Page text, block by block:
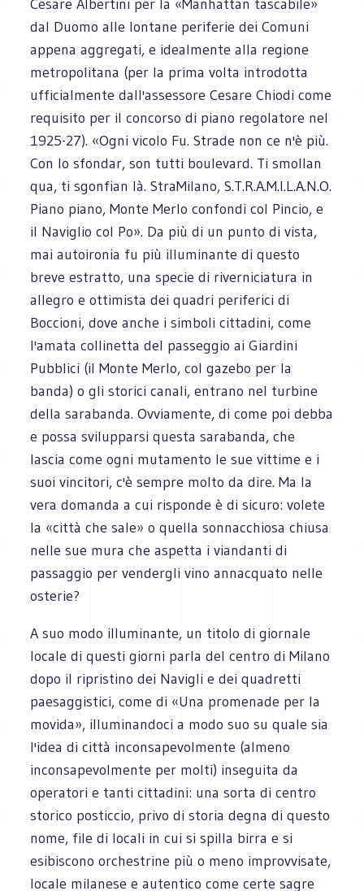
Cesare Albertini per la «Manhattan tascabile»
dal Duomo alle lontane periferie dei Comuni
appena aggregati, e idealmente alla regione
metropolitana (per la prima volta introdotta
ufficialmente dall'assessore Cesare Chiodi come
requisito per il concorso di piano regolatore nel
1925-27). «Ogni vicolo Fu. Strade non ce n'è più.
Con lo sfondar, son tutti boulevard. Ti smollan
qua, ti sgonfian là. StraMilano, S.T.R.A.M.I.L.A.N.O.
Piano piano, Monte Merlo confondi col Pincio, e
il Naviglio col Po». Da più di un punto di vista,
mai autoironia fu più illuminante di questo
breve estratto, una specie di riverniciatura in
allegro e ottimista dei quadri periferici di
Boccioni, dove anche i simboli cittadini, come
l'amata collinetta del passeggio ai Giardini
Pubblici (il Monte Merlo, col gazebo per la
banda) o gli storici canali, entrano nel turbine
della sarabanda. Ovviamente, di come poi debba
e possa svilupparsi questa sarabanda, che
lascia come ogni mutamento le sue vittime e i
suoi vincitori, c'è sempre molto da dire. Ma la
vera domanda a cui risponde è di sicuro: volete
la «città che sale» o quella sonnacchiosa chiusa
nelle sue mura che aspetta i viandanti di
passaggio per vendergli vino annacquato nelle
osterie?
A suo modo illuminante, un titolo di giornale
locale di questi giorni parla del centro di Milano
dopo il ripristino dei Navigli e dei quadretti
paesaggistici, come di «Una promenade per la
movida», illuminandoci a modo suo su quale sia
l'idea di città inconsapevolmente (almeno
inconsapevolmente per molti) inseguita da
operatori e tanti cittadini: una sorta di centro
storico posticcio, privo di storia degna di questo
nome, file di locali in cui si spilla birra e si
esibiscono orchestrine più o meno improvvisate,
locale milanese e autentico come certe sagre